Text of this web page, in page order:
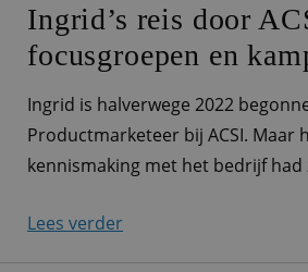
Ingrid’s reis door
focusgroepen en
Ingrid is halverwege 2022
Productmarketeer bij ACSI. Maar
kennismaking met het bedrijf had
markten thuis ‘Ik ben
andere voor ons
Lees verder